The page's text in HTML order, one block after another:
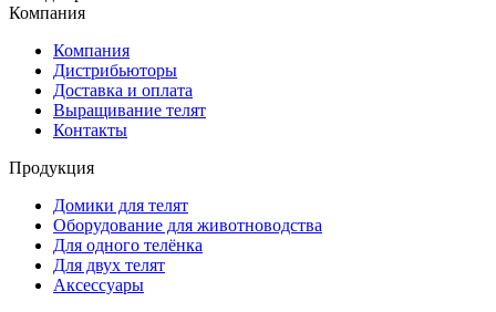
Компания
Компания
Дистрибьюторы
Доставка и оплата
Выращивание телят
Контакты
Продукция
Домики для телят
Оборудование для животноводства
Для одного телёнка
Для двух телят
Аксессуары